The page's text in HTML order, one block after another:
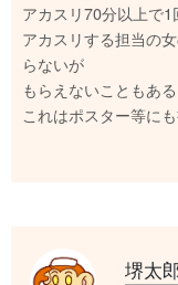
アカスリ70分以上で1
アカスリする担当の
らないが
もらえないこともある
これはポスター等に
堺太